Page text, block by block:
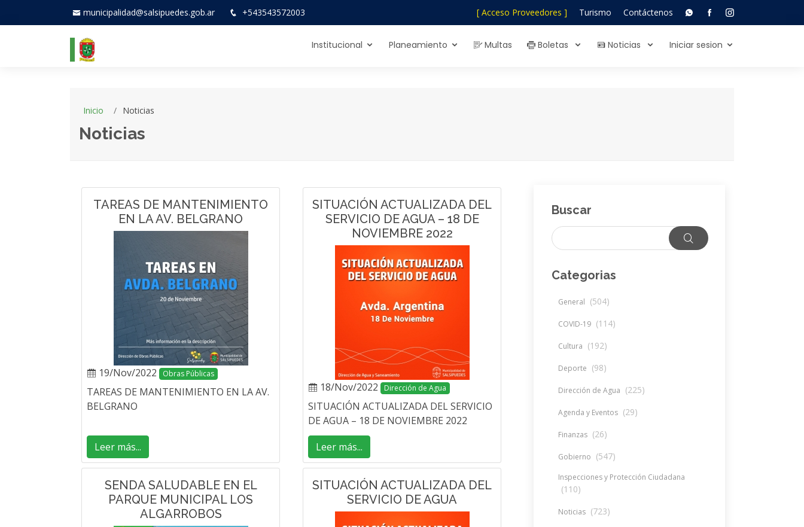
municipalidad@salsipuedes.gob.ar +543543572003 [ Acceso Proveedores ] Turismo Contáctenos
Institucional Planeamiento Multas Boletas Noticias Iniciar sesion
Inicio Noticias
Noticias
TAREAS DE MANTENIMIENTO
EN LA AV. BELGRANO
19/Nov/2022 Obras Públicas
TAREAS DE MANTENIMIENTO EN LA AV.
BELGRANO
Leer más...
SITUACIÓN ACTUALIZADA DEL
SERVICIO DE AGUA – 18 DE
NOVIEMBRE 2022
18/Nov/2022 Dirección de Agua
SITUACIÓN ACTUALIZADA DEL SERVICIO
DE AGUA – 18 DE NOVIEMBRE 2022
Leer más...
SENDA SALUDABLE EN EL
PARQUE MUNICIPAL LOS
ALGARROBOS
SITUACIÓN ACTUALIZADA DEL
SERVICIO DE AGUA
Buscar
Categorias
General (504)
COVID-19 (114)
Cultura (192)
Deporte (98)
Dirección de Agua (225)
Agenda y Eventos (29)
Finanzas (26)
Gobierno (547)
Inspecciones y Protección Ciudadana
(110)
Noticias (723)